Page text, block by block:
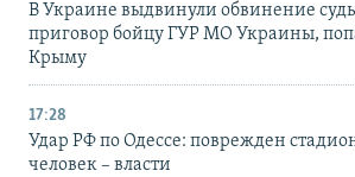
В Украине выдвинули обвинение
приговор бойцу ГУР МО Украины,
Крыму
17:28
Удар РФ по Одессе: поврежден
человек – власти